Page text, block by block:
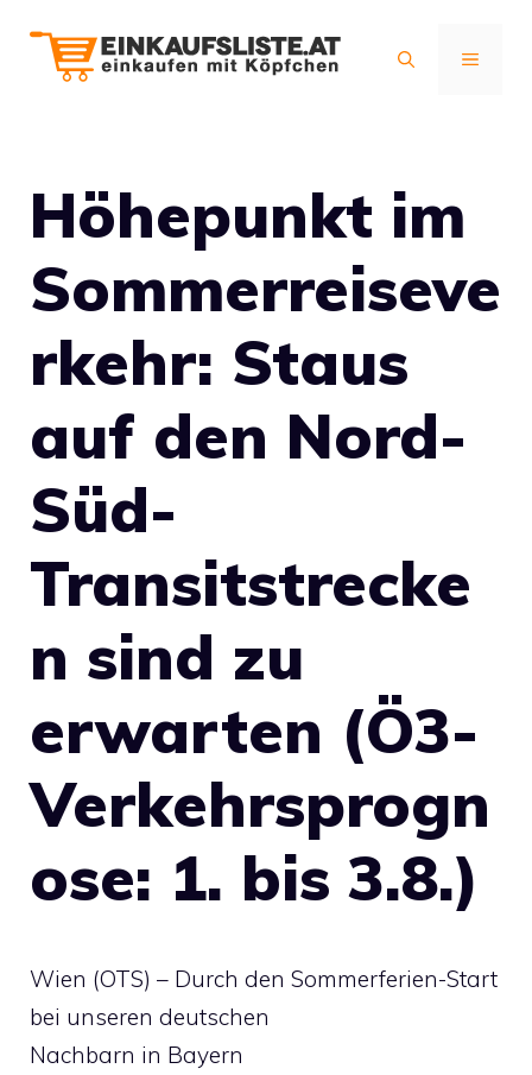
Inhalt
MENÜ
Höhepunkt im
Sommerreiseve
rkehr: Staus
auf den Nord-
Süd-
Transitstrecke
n sind zu
erwarten (Ö3-
Verkehrsprogn
ose: 1. bis 3.8.)
Wien (OTS) – Durch den Sommerferien-Start
bei unseren deutschen
Nachbarn in Bayern